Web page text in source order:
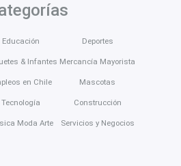
Educación
& Infantes
en Chile
Tecnología
Moda Arte
Deportes
Mercancía Mayorista
Mascotas
Construcción
Servicios y Negocios